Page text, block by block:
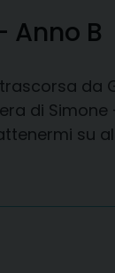
Anno B
da
di